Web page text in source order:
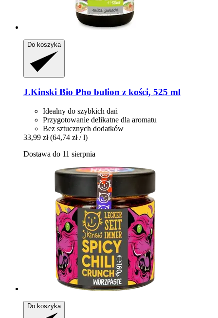
Do koszyka
J.Kinski Bio Pho bulion z kości, 525 ml
Idealny do szybkich dań
Przygotowanie delikatne dla aromatu
Bez sztucznych dodatków
33,99 zł (64,74 zł / l)
Dostawa do 11 sierpnia
Do koszyka